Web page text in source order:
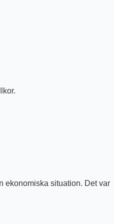
ekonomiska situation. Det var